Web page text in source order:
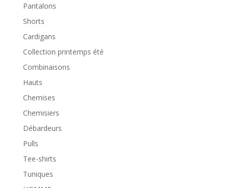
Pantalons
Shorts
Cardigans
Collection printemps été
Combinaisons
Hauts
Chemises
Chemisiers
Débardeurs
Pulls
Tee-shirts
Tuniques